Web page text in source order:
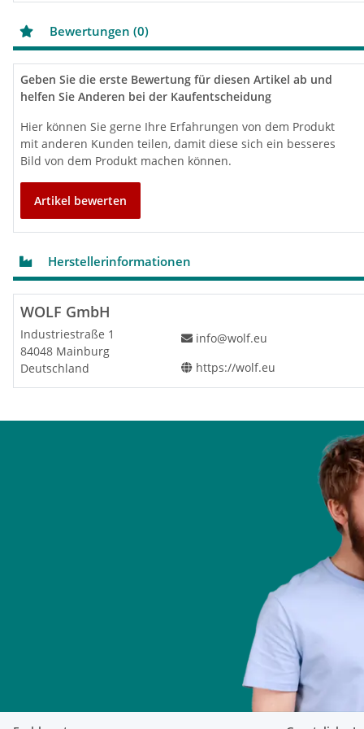
Anschluss per eBus-Schnittstelle
Viele Funktionen: Urlaubsmodus,
Kompatibel mit WOLF Smartse
Gas-Heizwert-Kombitherme
WOLF Artikelnr.
Energieeffizienzklasse Raumheizung
Energieeffizienzklasse Warmwasserbereitung
Jahreszeitenbedingte Raumheizungs-Energieeffizienz
Lastprofil
Leistungsbereich
kW
10,9 - 24
12,0 - 26,5
92/83
230 V /
58 / 5
IPX4D
mm
mm
mm
mm
Abgasrohranschluss Ø
mm
130
Bewertungen (0)
Geben Sie die erste Bewertung für diesen Artikel ab und
helfen Sie Anderen bei der Kaufentscheidung
Hier können Sie gerne Ihre Erfahrungen von dem Produkt
mit anderen Kunden teilen, damit diese sich ein besseres
Bild von dem Produkt machen können.
Artikel bewerten
Herstellerinformationen
WOLF GmbH
Industriestraße 1
84048 Mainburg
Deutschland
info@wolf.eu
https://wolf.eu